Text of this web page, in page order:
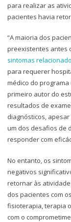
para realizar as
pacientes havia
“A maioria dos
preexistentes antes
sintomas
para requerer
médico do programa
primeiro autor do
resultados de
diagnósticos,
um dos desafios de
responder com
No entanto, os
negativos
retornar às
dos pacientes com
fisioterapia, terapia
com o